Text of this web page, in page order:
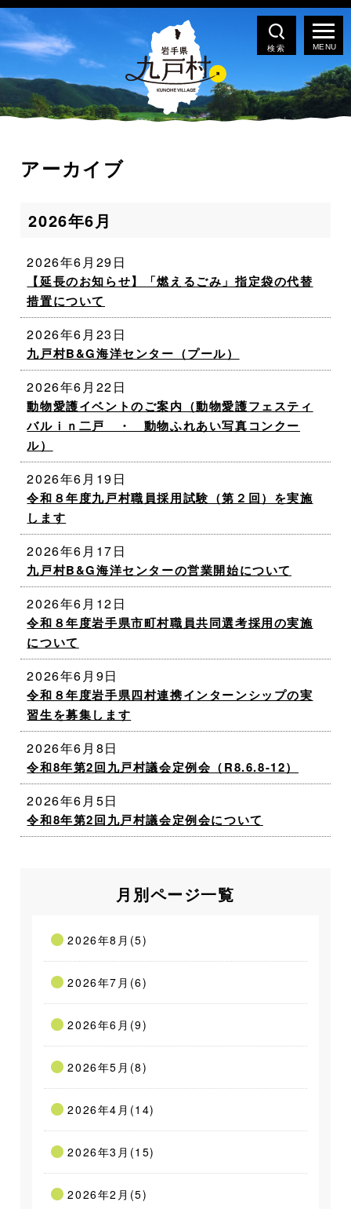
検索
アーカイブ
2026年6月
2026年6月29日
【延長のお知らせ】「燃えるごみ」指定袋の代替
措置について
2026年6月23日
九戸村B&G海洋センター（プール）
2026年6月22日
動物愛護イベントのご案内（動物愛護フェスティ
バルｉｎ二戸 ・ 動物ふれあい写真コンクー
ル）
2026年6月19日
令和８年度九戸村職員採用試験（第２回）を実施
します
2026年6月17日
九戸村B&G海洋センターの営業開始について
2026年6月12日
令和８年度岩手県市町村職員共同選考採用の実施
について
2026年6月9日
令和８年度岩手県四村連携インターンシップの実
習生を募集します
2026年6月8日
令和8年第2回九戸村議会定例会（R8.6.8-12）
2026年6月5日
令和8年第2回九戸村議会定例会について
月別ページ一覧
2026年8月(5)
2026年7月(6)
2026年6月(9)
2026年5月(8)
2026年4月(14)
2026年3月(15)
2026年2月(5)